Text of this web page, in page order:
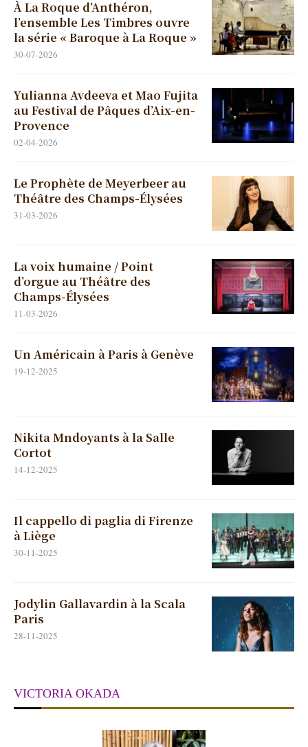
À La Roque d’Anthéron,
l’ensemble Les Timbres ouvre
la série « Baroque à La Roque »
30-07-2026
Yulianna Avdeeva et Mao Fujita
au Festival de Pâques d’Aix-en-
Provence
02-04-2026
Le Prophète de Meyerbeer au
Théâtre des Champs-Élysées
31-03-2026
La voix humaine / Point
d’orgue au Théâtre des
Champs-Élysées
11-03-2026
Un Américain à Paris à Genève
19-12-2025
Nikita Mndoyants à la Salle
Cortot
14-12-2025
Il cappello di paglia di Firenze
à Liège
30-11-2025
Jodylin Gallavardin à la Scala
Paris
28-11-2025
VICTORIA OKADA